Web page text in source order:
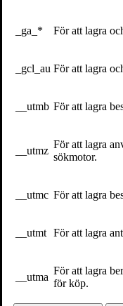
24 april 2025
En vädjan i
Volante påFacebook
Volante påTwitter
Vill du få vårt
ungefär en gång i
_ga_* För att lagra
_gcl_au För att lagra
__utmb För att lagra
__utmz
För att lagra
sökmotor.
__utmc För att lagra
__utmt För att lagra
__utma
För att lagra
för köp.